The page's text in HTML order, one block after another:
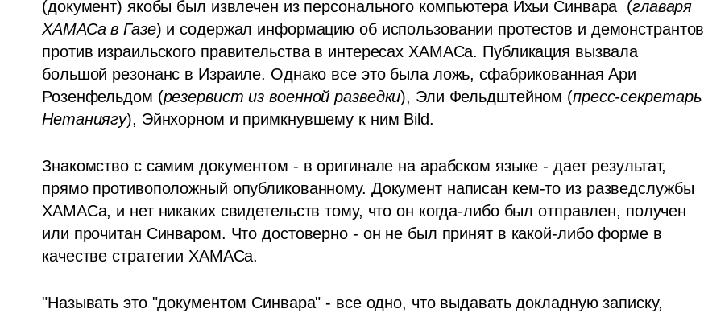
(документ) якобы был извлечен из персонального компьютера Ихьи Синвара  (главаря
ХАМАСа в Газе) и содержал информацию об использовании протестов и демонстрантов
против израильского правительства в интересах ХАМАСа. Публикация вызвала
большой резонанс в Израиле. Однако все это была ложь, сфабрикованная Ари
Розенфельдом (резервист из военной разведки), Эли Фельдштейном (пресс-секретарь
Нетаниягу), Эйнхорном и примкнувшему к ним Bild.
Знакомство с самим документом - в оригинале на арабском языке - дает результат,
прямо противоположный опубликованному. Документ написан кем-то из разведслужбы
ХАМАСа, и нет никаких свидетельств тому, что он когда-либо был отправлен, получен
или прочитан Синваром. Что достоверно - он не был принят в какой-либо форме в
качестве стратегии ХАМАСа.
"Называть это "документом Синвара" - все одно, что выдавать докладную записку,